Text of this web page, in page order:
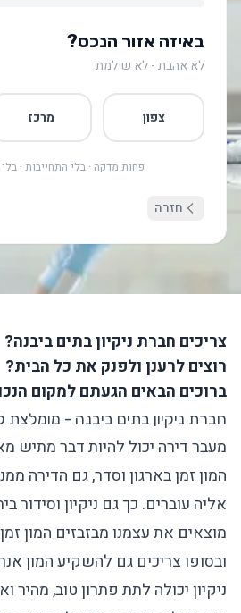
באיזה אזור הנכס?
לא אהבת - לא שילמת
צפון מרכז
פחות מדקה · בלי התחייבות ·
חזרה
צריכים חברת ניקיון בתים ביבנה?
רוצים לרענן ולפנק את כל הבית?
ברוכים הבאים הגעתם למקום
חברת ניקיון בתים ביבנה - מומלצת
מעבר דירה יכול להיות דבר
המון זמן בארגון וסדר, גם הדירה
אליה עוברים. כך גם ניקיון וסידור
מוצאים את עצמנו מבזבזים המון
ובסופו צריכים גם להשקיע המון
ניקיון יכולה לתת פתרון טוב, מהיר